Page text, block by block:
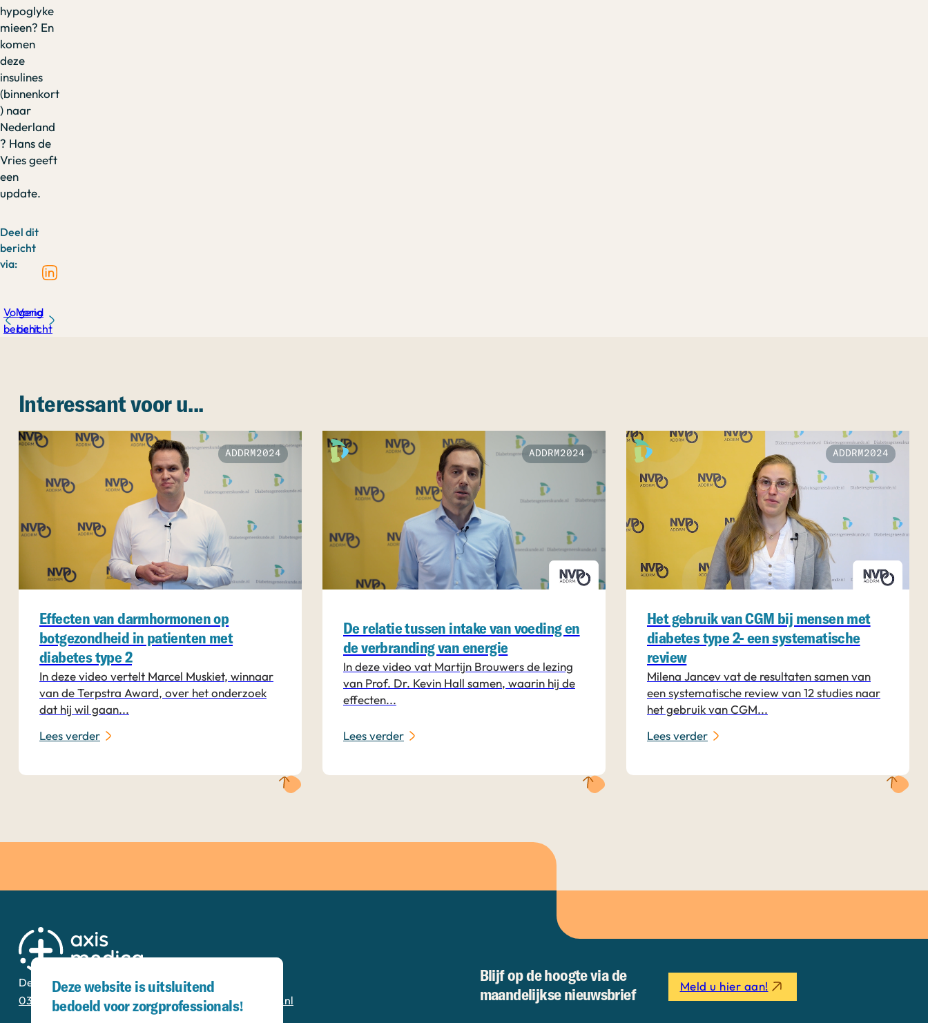
hypoglyke
mieen? En
komen
deze
insulines
(binnenkort
) naar
Nederland
? Hans de
Vries geeft
een
update.
Deel dit
bericht
via:
Vorig
bericht
Volgend
bericht
Interessant voor u...
ADDRM2024
Effecten van darmhormonen op
botgezondheid in patiënten met
diabetes type 2
In deze video vertelt Marcel Muskiet, winnaar
van de Terpstra Award, over het onderzoek
dat hij wil gaan...
Lees verder
ADDRM2024
De relatie tussen intake van voeding en
de verbranding van energie
In deze video vat Martijn Brouwers de lezing
van Prof. Dr. Kevin Hall samen, waarin hij de
effecten...
Lees verder
ADDRM2024
Het gebruik van CGM bij mensen met
diabetes type 2- een systematische
review
Milena Jancev vat de resultaten samen van
een systematische review van 12 studies naar
het gebruik van CGM...
Lees verder
De Corridor 14-K
3621 ZB Breukelen
0346 - 20 00 13
secretariaat@axismedica.nl
Blijf op de hoogte via de
maandelijkse nieuwsbrief
Meld u hier aan!
Deze website is uitsluitend
bedoeld voor zorgprofessionals!